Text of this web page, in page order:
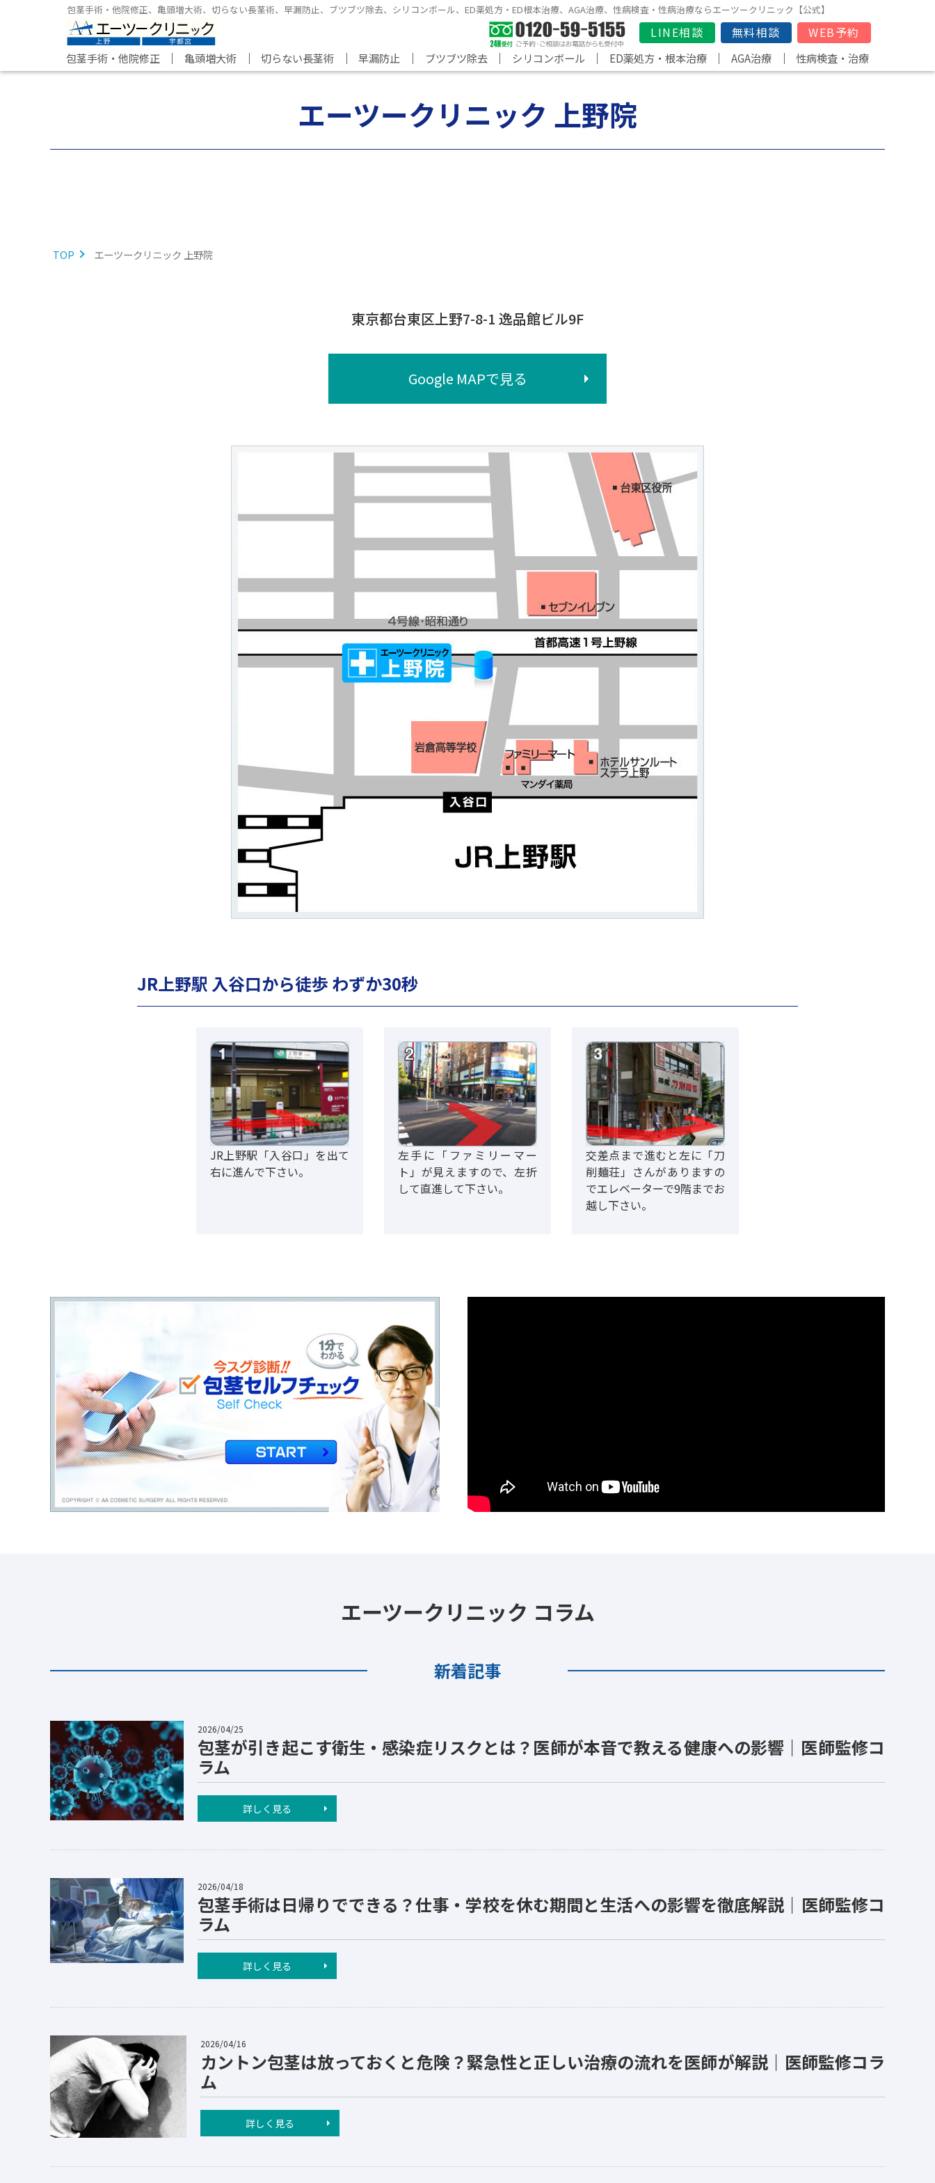
包茎手術・他院修正、亀頭増大術、切らない長茎術、早漏防止、ブツブツ除去、シリコンボール、 ED薬処方・ED根本治療、AGA治療、性病検査・性病治療ならエーツークリニック【公式】
LINE相談 無料相談 WEB予約
包茎手術・他院修正 ｜ 亀頭増大術 ｜ 切らない長茎術 ｜ 早漏防止 ｜ ブツブツ除去 ｜ シリコンボール ｜ ED薬処方・根本治療 ｜ AGA治療 ｜ 性病検査・治療
エーツークリニック 上野院
TOP エーツークリニック 上野院
東京都台東区上野7-8-1 逸品館ビル9F
Google MAPで見る
JR上野駅 入谷口から徒歩 わずか30秒
JR上野駅「入谷口」を出て
右に進んで下さい。
左手に「ファミリーマー
ト」が見えますので、左折
して直進して下さい。
交差点まで進むと左に「刀
削麺荘」さんがありますの
でエレベーターで9階までお
越し下さい。
エーツークリニック コラム
新着記事
2026/04/25
包茎が引き起こす衛生・感染症リスクとは？医師が本音で教える健康への影響｜医師監修コ
ラム
詳しく見る
2026/04/18
包茎手術は日帰りでできる？仕事・学校を休む期間と生活への影響を徹底解説｜医師監修コ
ラム
詳しく見る
2026/04/16
カントン包茎は放っておくと危険？緊急性と正しい治療の流れを医師が解説｜医師監修コラ
ム
詳しく見る